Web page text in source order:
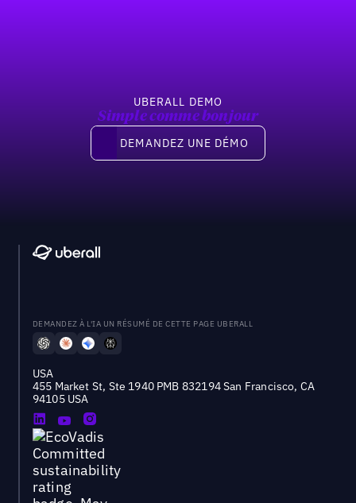
UBERALL DEMO
Simple comme bonjour
Demandez une démo
DEMANDEZ UNE DÉMO
DEMANDEZ À L'IA UN RÉSUMÉ DE CETTE PAGE UBERALL
USA
455 Market St, Ste 1940 PMB 832194 San Francisco, CA
94105 USA